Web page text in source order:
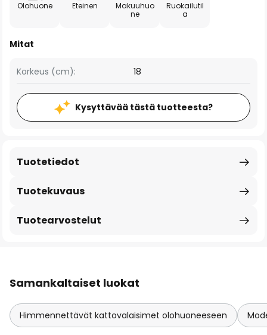
Olohuone Eteinen
Makuuhuo
ne
Ruokailutil
a
Mitat
Korkeus (cm): 18
Kysyttävää tästä tuotteesta?
Tuotekuvaus
Tuotetiedot
Tuotearvostelut
Samankaltaiset luokat
Himmennettävät kattovalaisimet olohuoneeseen